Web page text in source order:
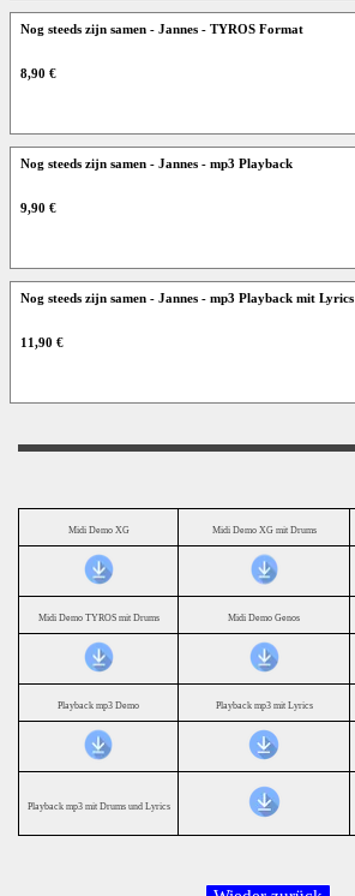
Nog steeds zijn samen - Jannes - TYROS Format
8,90 €
Nog steeds zijn samen - Jannes - mp3 Playback
9,90 €
Nog steeds zijn samen - Jannes - mp3 Playback mit Lyrics
11,90 €
Midi Demo XG Midi Demo XG mit Drums
Midi Demo TYROS mit Drums Midi Demo Genos
Playback mp3 Demo Playback mp3 mit Lyrics
Playback mp3 mit Drums und Lyrics